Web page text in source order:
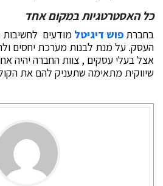
כל האסטרטגיות במקום אחד
בחברת פוש דיגיטל מודעים לחשיבות
העסק. על מנת לבנות מערכת יחסים
אצל בעלי עסקים , צוות החברה יהיה
שיווקית מתאימה שתעניק להם את הקול